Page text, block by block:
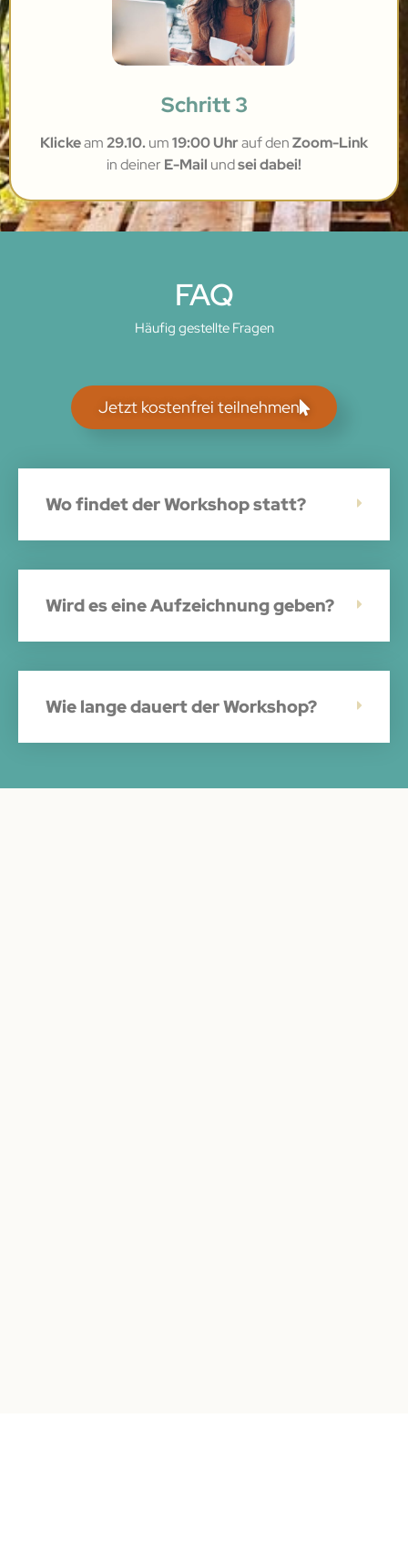
Schritt 3
Klickeam29.10.um19:00 Uhrauf denZoom-Link
in deinerE-Mail undsei dabei!
FAQ
Häufig gestellte Fragen
Jetzt kostenfrei teilnehmen
Wo findet der Workshop statt?
Wird es eine Aufzeichnung geben?
Wie lange dauert der Workshop?